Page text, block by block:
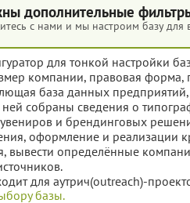
дополнительные
с нами и мы настроим базу для
для тонкой настройки
компании, правовая форма,
база данных
собраны сведения о
и брендинговых
оформление и реализации
вывести определённые
для аутрич(outreach)-
базы.